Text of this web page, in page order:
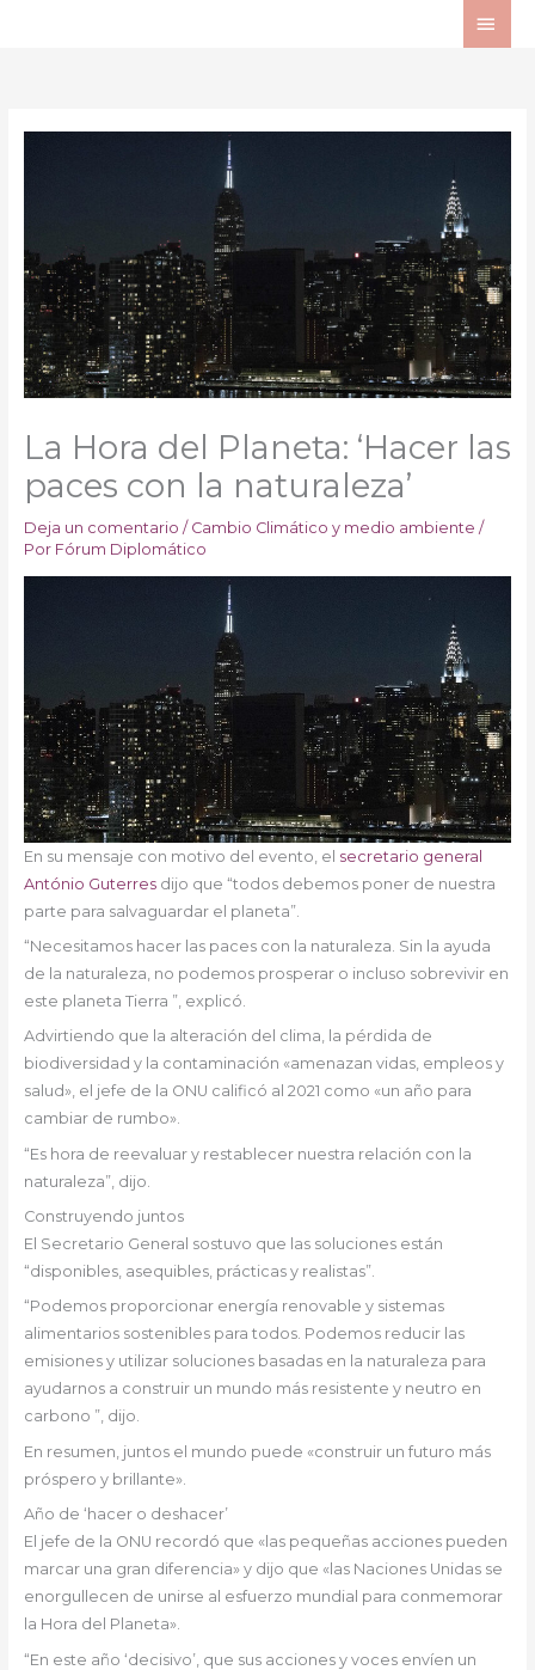
La Hora del Planeta: ‘Hacer las
paces con la naturaleza’
Deja un comentario / Cambio Climático y medio ambiente /
Por Fórum Diplomático
En su mensaje con motivo del evento, el secretario general
António Guterresdijo que “todos debemos poner de nuestra
parte para salvaguardar el planeta”.
“Necesitamos hacer las paces con la naturaleza. Sin la ayuda
de la naturaleza, no podemos prosperar o incluso sobrevivir en
este planeta Tierra ”, explicó.
Advirtiendo que la alteración del clima, la pérdida de
biodiversidad y la contaminación «amenazan vidas, empleos y
salud», el jefe de la ONU calificó al 2021 como «un año para
cambiar de rumbo».
“Es hora de reevaluar y restablecer nuestra relación con la
naturaleza”, dijo.
Construyendo juntos
El Secretario General sostuvo que las soluciones están
“disponibles, asequibles, prácticas y realistas”.
“Podemos proporcionar energía renovable y sistemas
alimentarios sostenibles para todos. Podemos reducir las
emisiones y utilizar soluciones basadas en la naturaleza para
ayudarnos a construir un mundo más resistente y neutro en
carbono ”, dijo.
En resumen, juntos el mundo puede «construir un futuro más
próspero y brillante».
Año de ‘hacer o deshacer’
El jefe de la ONU recordó que «las pequeñas acciones pueden
marcar una gran diferencia» y dijo que «las Naciones Unidas se
enorgullecen de unirse al esfuerzo mundial para conmemorar
la Hora del Planeta».
“En este año ‘decisivo’, que sus acciones y voces envíen un